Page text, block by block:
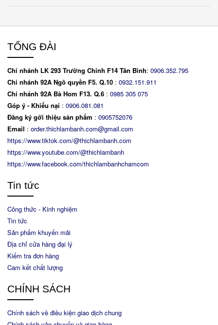
TỔNG ĐÀI
Chi nhánh LK 293 Trường Chinh F14 Tân Bình: 0906.352.795
Chi nhánh 92A Ngô quyền F5. Q.10 : 0932.151.911
Chi nhánh 92A Bà Hom F13. Q.6 : 0985 305 075
Góp ý - Khiếu nại : 0906.081.081
Đăng ký gới thiệu sản phẩm : 0905752076
Email : order.thichlambanh.com@gmail.com
https://www.tiktok.com/@thichlambanh.com
https://www.youtube.com/@thichlambanh
https://www.facebook.com/thichlambanhchamcom
Tin tức
Công thức - Kinh nghiệm
Tin tức
Sản phẩm khuyến mãi
Địa chỉ cửa hàng đại lý
Kiểm tra đơn hàng
Cam kết chất lượng
CHÍNH SÁCH
Chính sách về điều kiện giao dịch chung